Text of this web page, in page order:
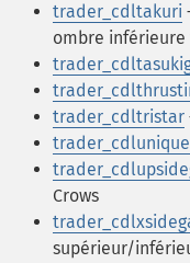
trader_cdltakuri
ombre
trader_cdltristar
Crows
supérieur/